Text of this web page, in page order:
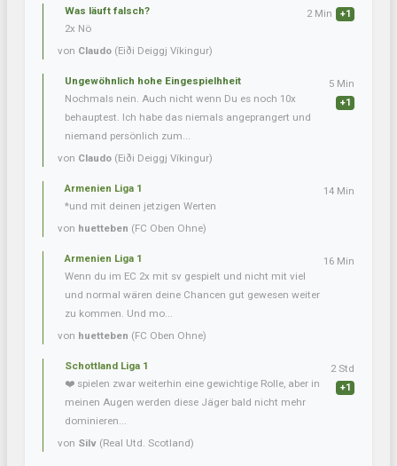
Was läuft falsch?
2x Nö
von Claudo (Eiði Deiggj Víkingur)
2 Min +1
Ungewöhnlich hohe Eingespielhheit
Nochmals nein. Auch nicht wenn Du es noch 10x
behauptest. Ich habe das niemals angeprangert und
niemand persönlich zum...
von Claudo (Eiði Deiggj Víkingur)
5 Min
+1
Armenien Liga 1
*und mit deinen jetzigen Werten
von huetteben (FC Oben Ohne)
14 Min
Armenien Liga 1
Wenn du im EC 2x mit sv gespielt und nicht mit viel
und normal wären deine Chancen gut gewesen weiter
zu kommen. Und mo...
von huetteben (FC Oben Ohne)
16 Min
Schottland Liga 1
❤️ spielen zwar weiterhin eine gewichtige Rolle, aber in
meinen Augen werden diese Jäger bald nicht mehr
dominieren...
von Silv (Real Utd. Scotland)
2 Std
+1